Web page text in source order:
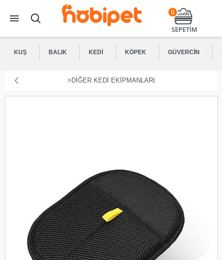
0
SEPETİM
KUŞ BALIK KEDI KÖPEK GÜVERCIN
>DIĞER KEDI EKIPMANLARI